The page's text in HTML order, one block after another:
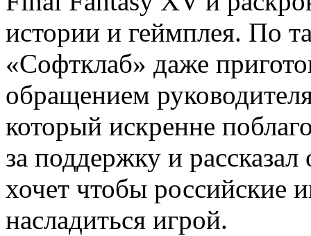
истории и геймплея. По
«Софтклаб» даже
обращением
который искренне
за поддержку и
хочет чтобы российские
насладиться игрой.